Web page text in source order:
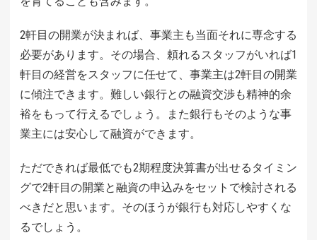
2軒目の開業が決まれば、事業主も当面それに専念する
必要があります。その場合、頼れるスタッフがいれば1
軒目の経営をスタッフに任せて、事業主は2軒目の開業
に傾注できます。難しい銀行との融資交渉も精神的余
裕をもって行えるでしょう。また銀行もそのような事
業主には安心して融資ができます。
ただできれば最低でも2期程度決算書が出せるタイミン
グで2軒目の開業と融資の申込みをセットで検討される
べきだと思います。そのほうが銀行も対応しやすくな
るでしょう。